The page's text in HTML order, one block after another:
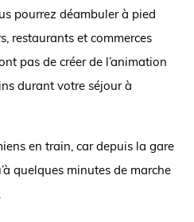
pourrez déambuler à pied
restaurants et commerces
pas de créer de l’animation
durant votre séjour à
en train, car depuis la gare
quelques minutes de marche